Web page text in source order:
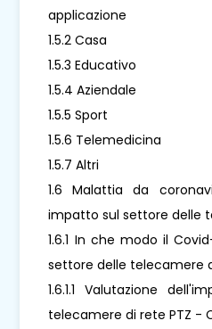
applicazione
1.5.2 Casa
1.5.3 Educativo
1.5.4 Aziendale
1.5.5 Sport
1.5.6 Telemedicina
1.5.7 Altri
1.6 Malattia da
impatto sul settore delle
1.6.1 In che modo il
settore delle telecamere
1.6.1.1 Valutazione
telecamere di rete PTZ -